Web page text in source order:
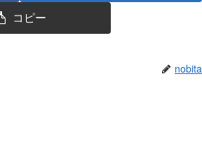
コピー
nobita